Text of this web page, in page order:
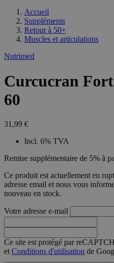
Accueil
Suppléments
Retour à 50+
Muscles et articulations
Nutrimed
Curcucran
60
31,99 €
Incl. 6% TVA
Remise supplémentaire de 5% à
Ce produit est actuellement en
adresse email et nous vous
nouveau en stock.
Votre adresse e-mail
Ce site est protégé par
et Conditions d'utilisation de